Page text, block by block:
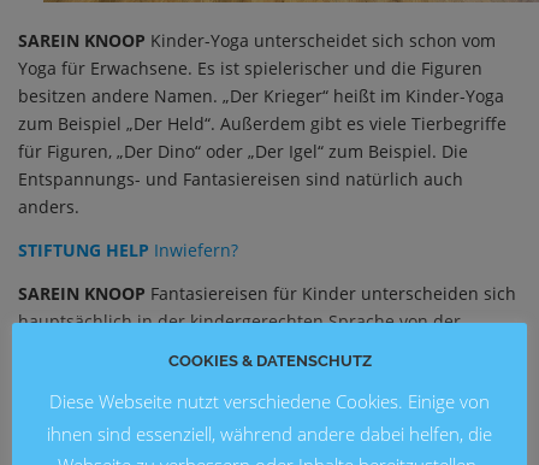
SAREIN KNOOP Kinder-Yoga unterscheidet sich schon vom
Yoga für Erwachsene. Es ist spielerischer und die Figuren
besitzen andere Namen. „Der Krieger“ heißt im Kinder-Yoga
zum Beispiel „Der Held“. Außerdem gibt es viele Tierbegriffe
für Figuren, „Der Dino“ oder „Der Igel“ zum Beispiel. Die
Entspannungs- und Fantasiereisen sind natürlich auch
anders.
STIFTUNG HELP Inwiefern?
SAREIN KNOOP Fantasiereisen für Kinder unterscheiden sich
hauptsächlich in der kindergerechten Sprache von der
Wie kann man sich eine typische Stunde bei
deinem Angebot vorstellen?
COOKIES & DATENSCHUTZ
Diese Webseite nutzt verschiedene Cookies. Einige von
ihnen sind essenziell, während andere dabei helfen, die